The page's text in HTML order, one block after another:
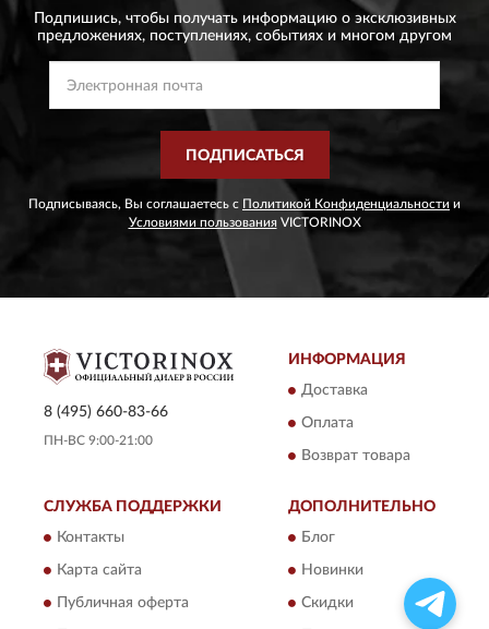
Подпишись, чтобы получать информацию о эксклюзивных
предложениях, поступлениях, событиях и многом другом
ПОДПИСАТЬСЯ
Подписываясь, Вы соглашаетесь с Политикой Конфиденциальности и
Условиями пользованияVICTORINOX
8 (495) 660-83-66
ПН-ВС 9:00-21:00
ИНФОРМАЦИЯ
Доставка
Оплата
Возврат товара
СЛУЖБА ПОДДЕРЖКИ
Контакты
Карта сайта
Публичная оферта
ДОПОЛНИТЕЛЬНО
Блог
Новинки
Скидки